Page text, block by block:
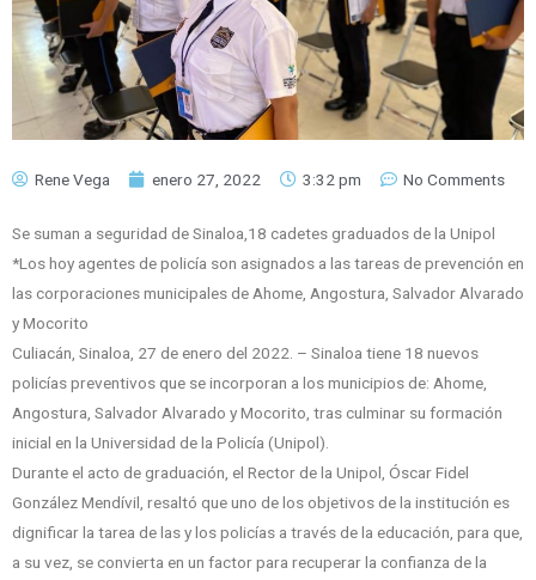
Rene Vega enero 27, 2022 3:32 pm No Comments
Se suman a seguridad de Sinaloa,18 cadetes graduados de la Unipol
*Los hoy agentes de policía son asignados a las tareas de prevención en
las corporaciones municipales de Ahome, Angostura, Salvador Alvarado
y Mocorito
Culiacán, Sinaloa, 27 de enero del 2022. – Sinaloa tiene 18 nuevos
policías preventivos que se incorporan a los municipios de: Ahome,
Angostura, Salvador Alvarado y Mocorito, tras culminar su formación
inicial en la Universidad de la Policía (Unipol).
Durante el acto de graduación, el Rector de la Unipol, Óscar Fidel
González Mendívil, resaltó que uno de los objetivos de la institución es
dignificar la tarea de las y los policías a través de la educación, para que,
a su vez, se convierta en un factor para recuperar la confianza de la